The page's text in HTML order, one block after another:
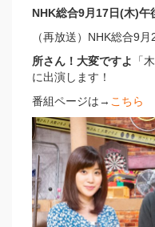
NHK総合9月17日(木)
（再放送）NHK総合9
所さん！大変ですよ
「
に出演します！
番組ページは→ こちら